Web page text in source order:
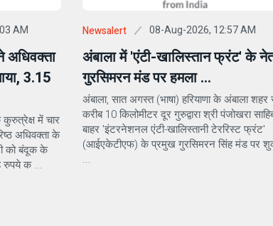
AM
अधिवक्ता
3.15
कुरुत्रेक्ष में चार
अधिवक्ता के
को बंदूक के
रुपये क ...
Newsalert 08-Aug-2026, 12:57 AM
अंबाला में 'एंटी-खालिस्तान फ्रंट' के
गुरसिमरन मंड पर हमला ...
अंबाला, सात अगस्त (भाषा) हरियाणा के अंबाला
करीब 10 किलोमीटर दूर गुरुद्वारा श्री पंजोखरा
बाहर 'इंटरनेशनल एंटी-खालिस्तानी टेररिस्ट फ्रंट'
(आईएकेटीएफ) के प्रमुख गुरसिमरन सिंह मंड पर
...